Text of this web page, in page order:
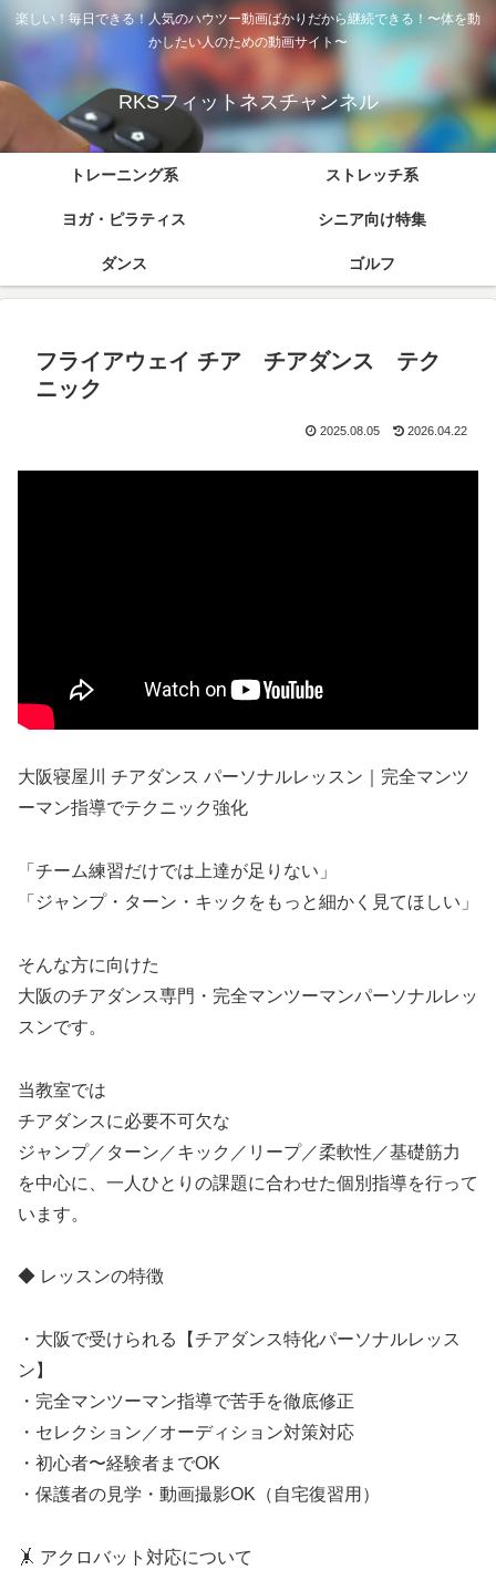
楽しい！毎日できる！人気のハウツー動画ばかりだから継続できる！〜体を動
かしたい人のための動画サイト〜
RKSフィットネスチャンネル
トレーニング系 ストレッチ系
ヨガ・ピラティス シニア向け特集
ダンス ゴルフ
フライアウェイ チア チアダンス テク
ニック
2025.08.05 2026.04.22
大阪寝屋川 チアダンス パーソナルレッスン｜完全マンツ
ーマン指導でテクニック強化
「チーム練習だけでは上達が足りない」
「ジャンプ・ターン・キックをもっと細かく見てほしい」
そんな方に向けた
大阪のチアダンス専門・完全マンツーマンパーソナルレッ
スンです。
当教室では
チアダンスに必要不可欠な
ジャンプ／ターン／キック／リープ／柔軟性／基礎筋力
を中心に、一人ひとりの課題に合わせた個別指導を行って
います。
◆ レッスンの特徴
・大阪で受けられる【チアダンス特化パーソナルレッス
ン】
・完全マンツーマン指導で苦手を徹底修正
・セレクション／オーディション対策対応
・初心者〜経験者までOK
・保護者の見学・動画撮影OK（自宅復習用）
🤸 アクロバット対応について